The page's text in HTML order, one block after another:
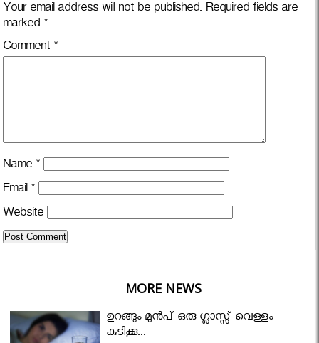
Your email address will not be published. Required fields are
marked *
Comment *
Name *
Email *
Website
MORE NEWS
ഉറങ്ങും മുന്‍പ് ഒരു ഗ്ലാസ്സ് വെള്ളം
കുടിക്കൂ...